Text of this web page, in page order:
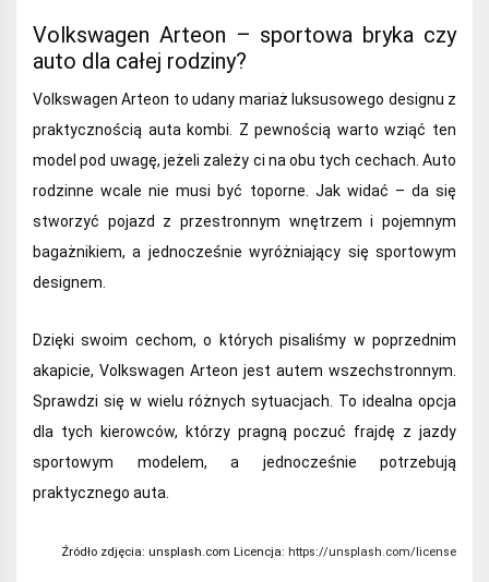
Volkswagen Arteon – sportowa bryka czy
auto dla całej rodziny?
Volkswagen Arteon to udany mariaż luksusowego designu z
praktycznością auta kombi. Z pewnością warto wziąć ten
model pod uwagę, jeżeli zależy ci na obu tych cechach. Auto
rodzinne wcale nie musi być toporne. Jak widać – da się
stworzyć pojazd z przestronnym wnętrzem i pojemnym
bagażnikiem, a jednocześnie wyróżniający się sportowym
designem.
Dzięki swoim cechom, o których pisaliśmy w poprzednim
akapicie, Volkswagen Arteon jest autem wszechstronnym.
Sprawdzi się w wielu różnych sytuacjach. To idealna opcja
dla tych kierowców, którzy pragną poczuć frajdę z jazdy
sportowym modelem, a jednocześnie potrzebują
praktycznego auta.
Źródło zdjęcia: unsplash.com Licencja: https://unsplash.com/license